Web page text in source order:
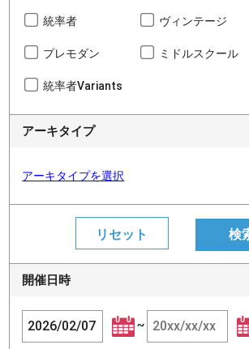
統率者 ヴィンテージ
プレモダン ミドルスクール
統率者Variants
アーキタイプ
アーキタイプを選択
開催日時
~